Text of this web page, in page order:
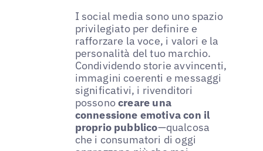
I social media sono uno spazio
privilegiato per definire e
rafforzare la voce, i valori e la
personalità del tuo marchio.
Condividendo storie avvincenti,
immagini coerenti e messaggi
significativi, i rivenditori
possonocreare una
connessione emotiva con il
proprio pubblico—qualcosa
che i consumatori di oggi